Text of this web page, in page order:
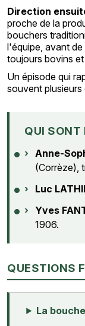
Direction
proche de la
bouchers
l'équipe, avant
toujours bovins
Un épisode qui
souvent
QUI SONT
› Anne-
(Corrèze),
›
Luc
›
Yves
1906.
QUESTIONS
La